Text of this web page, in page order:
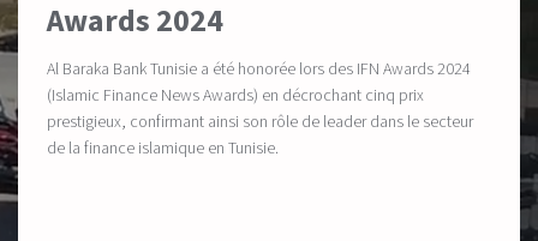
Awards 2024
Al Baraka Bank Tunisie a été honorée lors des IFN Awards 2024
(Islamic Finance News Awards) en décrochant cinq prix
prestigieux, confirmant ainsi son rôle de leader dans le secteur
de la finance islamique en Tunisie.